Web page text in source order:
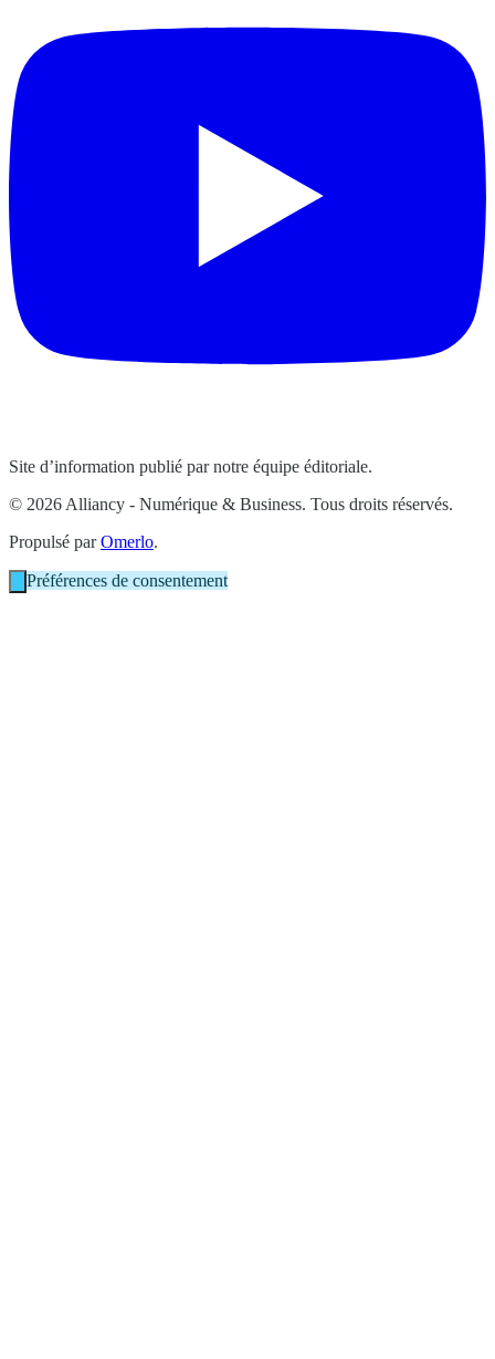
Site d’information publié par notre équipe éditoriale.
© 2026 Alliancy - Numérique & Business. Tous droits réservés.
Propulsé parOmerlo.
Préférences de consentement